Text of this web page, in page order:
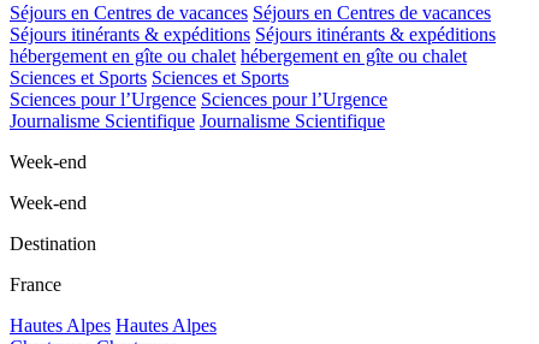
Séjours en Centres de vacances Séjours en Centres de vacances
Séjours itinérants & expéditions Séjours itinérants & expéditions
hébergement en gîte ou chalet hébergement en gîte ou chalet
Sciences et Sports Sciences et Sports
Sciences pour l’Urgence Sciences pour l’Urgence
Journalisme Scientifique Journalisme Scientifique
Week-end
Week-end
Destination
France
Hautes Alpes Hautes Alpes